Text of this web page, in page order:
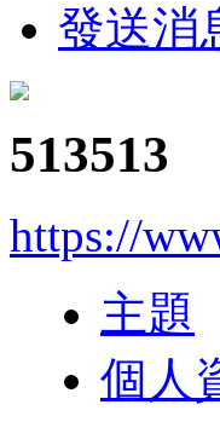
發送消
513513
https://
主題
個人